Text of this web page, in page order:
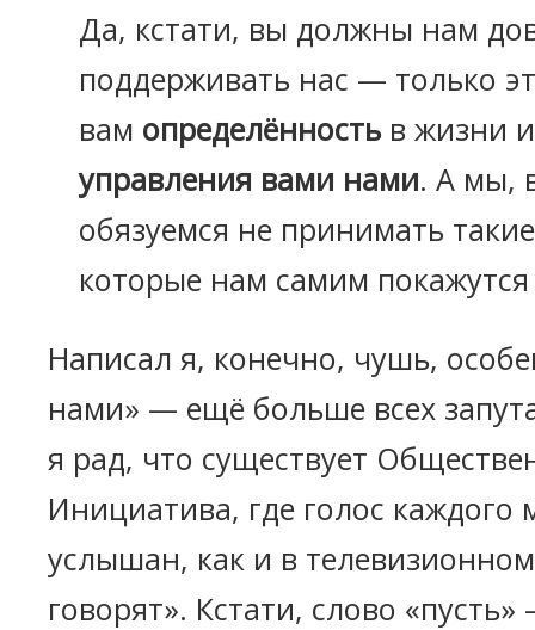
Да, кстати, вы должны нам
поддерживать нас — только
вам определённостьв жизни
управления вами нами. А мы,
обязуемся не принимать
которые нам самим
Написал я, конечно, чушь,
нами» — ещё больше всех
я рад, что существует
Инициатива, где голос каждого
услышан, как и в
говорят». Кстати, слово